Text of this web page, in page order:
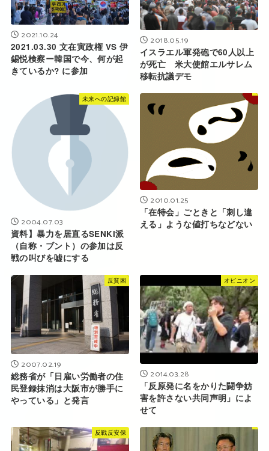
2021.10.24
2021.03.30 文在寅政権 VS 伊
錫悦検察ー韓国で今、何が起
きているか? に参加
2018.05.19
イスラエル軍発砲で60人以上
が死亡 米大使館エルサレム
移転抗議デモ
未来への記録館
2004.07.03
資料】暴力を居直るSENKI派
（自称・ブント）の参加は反
戦の叫びを嘘にする
2010.01.25
「在特会」ごときと「刺し違
える」ような値打ちなどない
反貧困
2007.02.19
総務省が「日雇い労働者の住
民登録抹消は大阪市が勝手に
やっている」と発言
オピニオン
2014.03.28
「反原発に名をかりた闘争妨
害を許さない共同声明」によ
せて
反戦反安保